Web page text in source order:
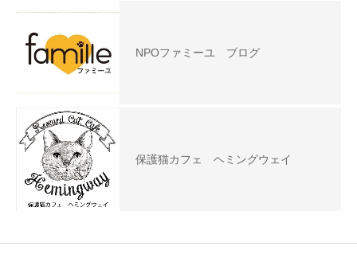
NPOファミーユ ブログ
保護猫カフェ ヘミングウェイ